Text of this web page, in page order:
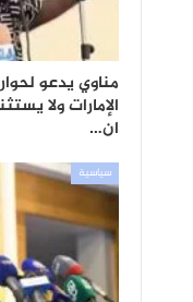
مناوي يدعو
الإمارات ولا
ان…
سياسية